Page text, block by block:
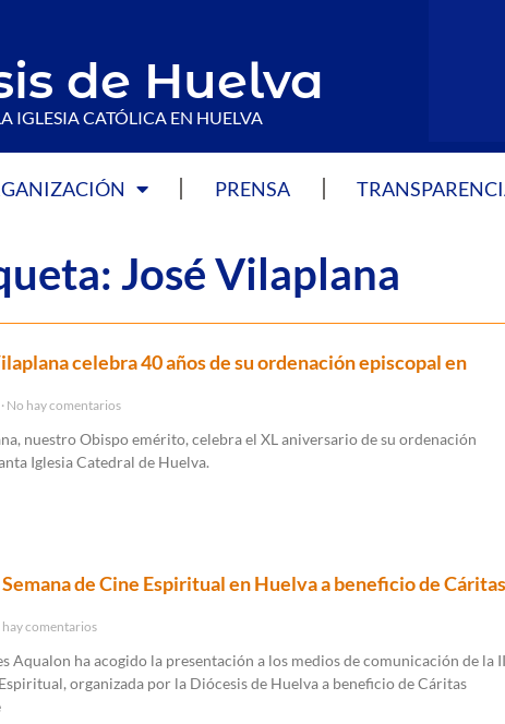
de Huelva
IGLESIA CATÓLICA EN HUELVA
PRENSA
José Vilaplana
celebra 40 años de su ordenación episcopal en
No hay comentarios
nuestro Obispo emérito, celebra el XL aniversario de su ordenación
Iglesia Catedral de Huelva.
de Cine Espiritual en Huelva a beneficio de Cáritas
hay comentarios
Aqualon ha acogido la presentación a los medios de comunicación de la
organizada por la Diócesis de Huelva a beneficio de Cáritas